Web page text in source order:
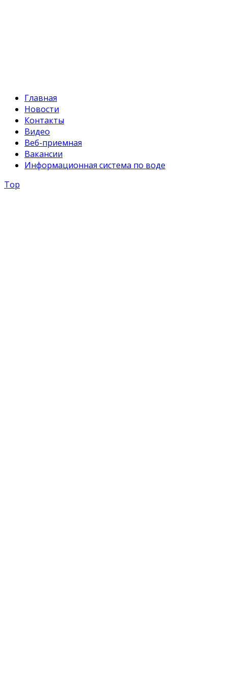
Главная
Новости
Контакты
Видео
Веб-приемная
Вакансии
Информационная система по воде
Top